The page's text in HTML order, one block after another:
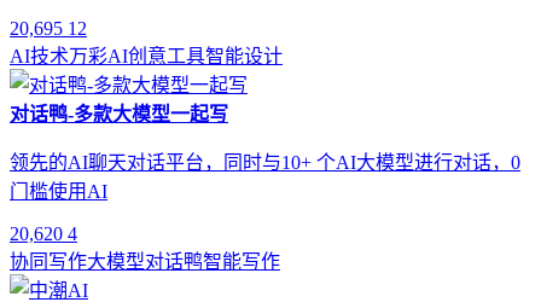
20,695 12
AI技术万彩AI创意工具智能设计
对话鸭-多款大模型一起写
领先的AI聊天对话平台，同时与10+ 个AI大模型进行对话，0
门槛使用AI
20,620 4
协同写作大模型对话鸭智能写作